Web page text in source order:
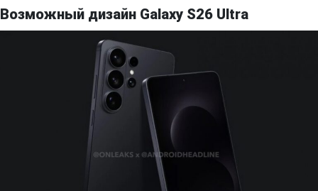
Возможный дизайн Galaxy S26 Ultra